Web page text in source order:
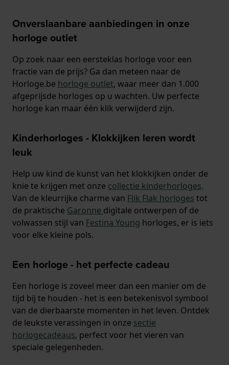
Onverslaanbare aanbiedingen in onze
horloge outlet
Op zoek naar een eersteklas horloge voor een
fractie van de prijs? Ga dan meteen naar de
Horloge.be horloge outlet, waar meer dan 1.000
afgeprijsde horloges op u wachten. Uw perfecte
horloge kan maar één klik verwijderd zijn.
Kinderhorloges - Klokkijken leren wordt
leuk
Help uw kind de kunst van het klokkijken onder de
knie te krijgen met onze collectie kinderhorloges.
Van de kleurrijke charme van Flik Flak horloges tot
de praktische Garonne digitale ontwerpen of de
volwassen stijl van Festina Young horloges, er is iets
voor elke kleine pols.
Een horloge - het perfecte cadeau
Een horloge is zoveel meer dan een manier om de
tijd bij te houden - het is een betekenisvol symbool
van de dierbaarste momenten in het leven. Ontdek
de leukste verassingen in onze sectie
horlogecadeaus, perfect voor het vieren van
speciale gelegenheden.